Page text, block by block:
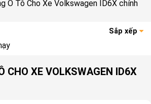
Ô Tô Cho Xe Volkswagen ID6X chính
Sắp xếp
CHO XE VOLKSWAGEN ID6X